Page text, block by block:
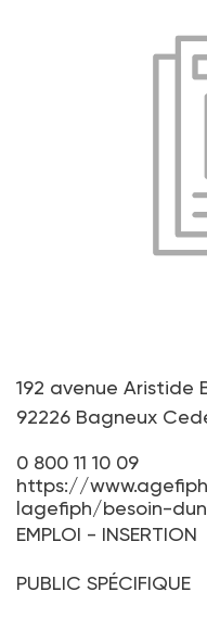
192 avenue Aristide
92226 Bagneux
0 800 11 10 09
https://
lagefiph/besoin-
EMPLOI - INSERTION
PUBLIC SPÉCIFIQUE